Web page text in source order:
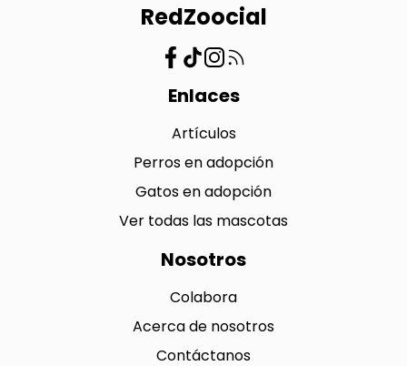
RedZoocial
Enlaces
Artículos
Perros en adopción
Gatos en adopción
Ver todas las mascotas
Nosotros
Colabora
Acerca de nosotros
Contáctanos